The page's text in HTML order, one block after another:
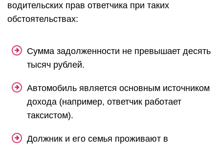
водительских прав ответчика при таких
обстоятельствах:
Сумма задолженности не превышает десять
тысяч рублей.
Автомобиль является основным источником
дохода (например, ответчик работает
таксистом).
Должник и его семья проживают в